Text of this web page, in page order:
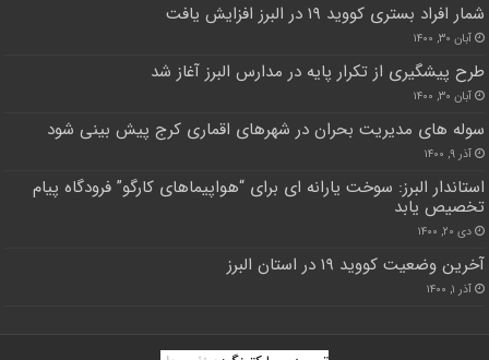
شمار افراد بستری کووید ۱۹ در البرز افزایش یافت
آبان ۳۰, ۱۴۰۰
طرح پیشگیری از تکرار پایه در مدارس البرز آغاز شد
آبان ۳۰, ۱۴۰۰
سوله های مدیریت بحران در شهرهای اقماری کرج پیش بینی شود
آذر ۹, ۱۴۰۰
استاندار البرز: سوخت یارانه ای برای “هواپیماهای کارگو” فرودگاه پیام
تخصیص یابد
دی ۲۰, ۱۴۰۰
آخرین وضعیت کووید ۱۹ در استان البرز
آذر ۱, ۱۴۰۰